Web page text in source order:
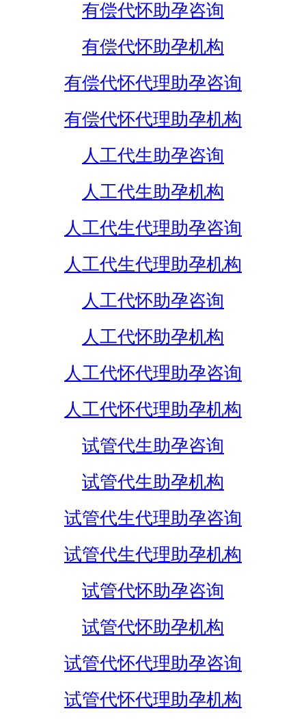
有偿代怀助孕咨询
有偿代怀助孕机构
有偿代怀代理助孕咨询
有偿代怀代理助孕机构
人工代生助孕咨询
人工代生助孕机构
人工代生代理助孕咨询
人工代生代理助孕机构
人工代怀助孕咨询
人工代怀助孕机构
人工代怀代理助孕咨询
人工代怀代理助孕机构
试管代生助孕咨询
试管代生助孕机构
试管代生代理助孕咨询
试管代生代理助孕机构
试管代怀助孕咨询
试管代怀助孕机构
试管代怀代理助孕咨询
试管代怀代理助孕机构